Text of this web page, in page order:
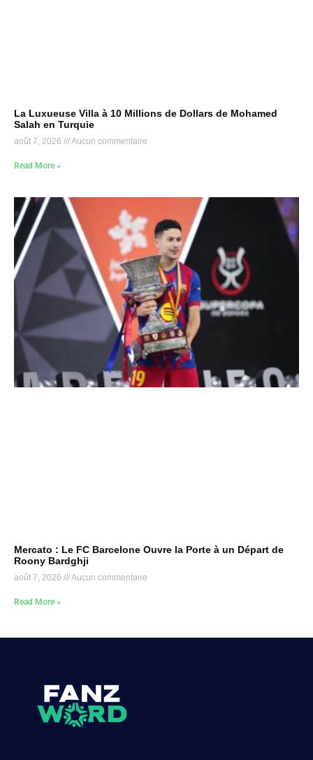
La Luxueuse Villa à 10 Millions de Dollars de Mohamed
Salah en Turquie
août 7, 2026 Aucun commentaire
Read More »
Mercato : Le FC Barcelone Ouvre la Porte à un Départ de
Roony Bardghji
août 7, 2026 Aucun commentaire
Read More »